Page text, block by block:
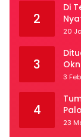
2
Di
20
3
3
4
23